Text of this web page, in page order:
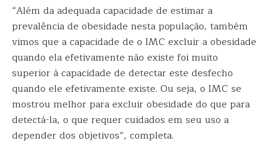
“Além da adequada capacidade de estimar a
prevalência de obesidade nesta população, também
vimos que a capacidade de o IMC excluir a obesidade
quando ela efetivamente não existe foi muito
superior à capacidade de detectar este desfecho
quando ele efetivamente existe. Ou seja, o IMC se
mostrou melhor para excluir obesidade do que para
detectá-la, o que requer cuidados em seu uso a
depender dos objetivos”, completa.